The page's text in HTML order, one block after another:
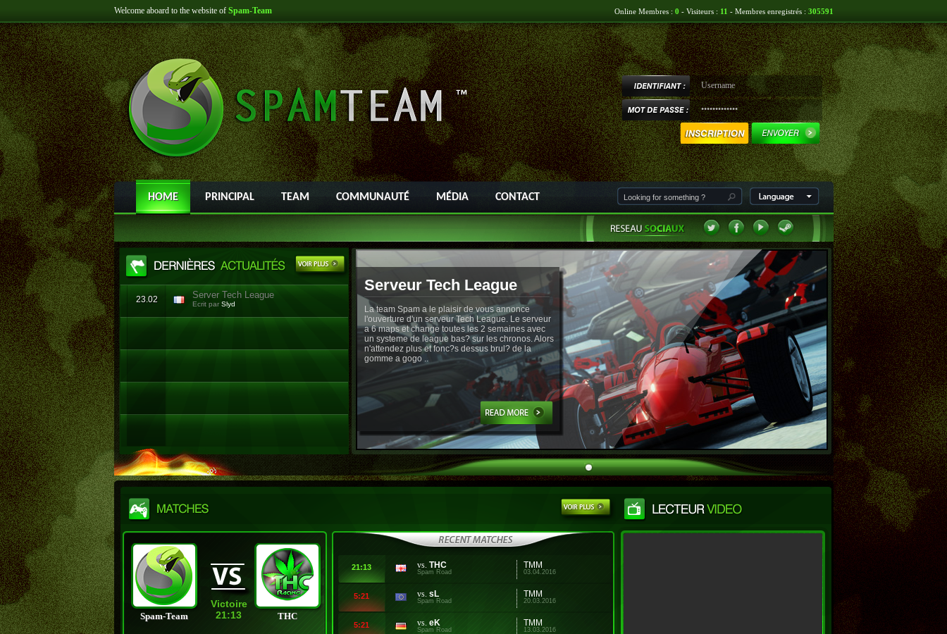
Welcome aboard to the website of Spam-Team Online Membres : 0 - Visiteurs : 11 - Membres enregistrés : 305591
HOME PRINCIPAL TEAM COMMUNAUTÉ MÉDIA CONTACT
23.02 Server Tech League
Ecrit par Slyd
Serveur Tech League
La team Spam a le plaisir de vous annonce
l'ouverture d'un serveur Tech League. Le serveur
a 6 maps et change toutes les 2 semaines avec
un systeme de league bas? sur les chronos. Alors
n'attendez plus et fonc?s dessus brul? de la
gomme a gogo ..
Spam-Team
Victoire
21:13
THC
21:13 vs. THC
Spam Road
TMM
03.04.2016
5:21 vs. sL
Spam Road
TMM
20.03.2016
5:21 vs. eK
Spam Road
TMM
13.03.2016